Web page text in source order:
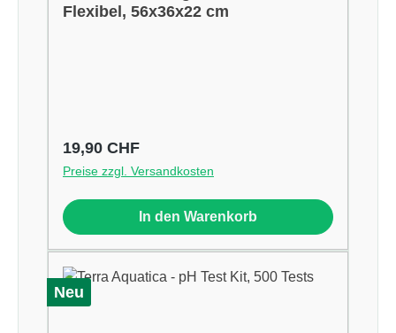
Flexibel, 56x36x22 cm
Regulärer Preis:
19,90 CHF
Preise zzgl. Versandkosten
In den Warenkorb
Neu